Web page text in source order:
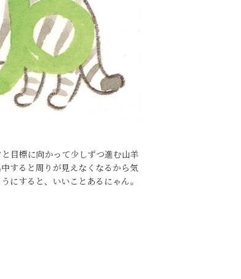
目標に向かって少しずつ進む山羊
すると周りが見えなくなるから気
にすると、いいことあるにゃん。